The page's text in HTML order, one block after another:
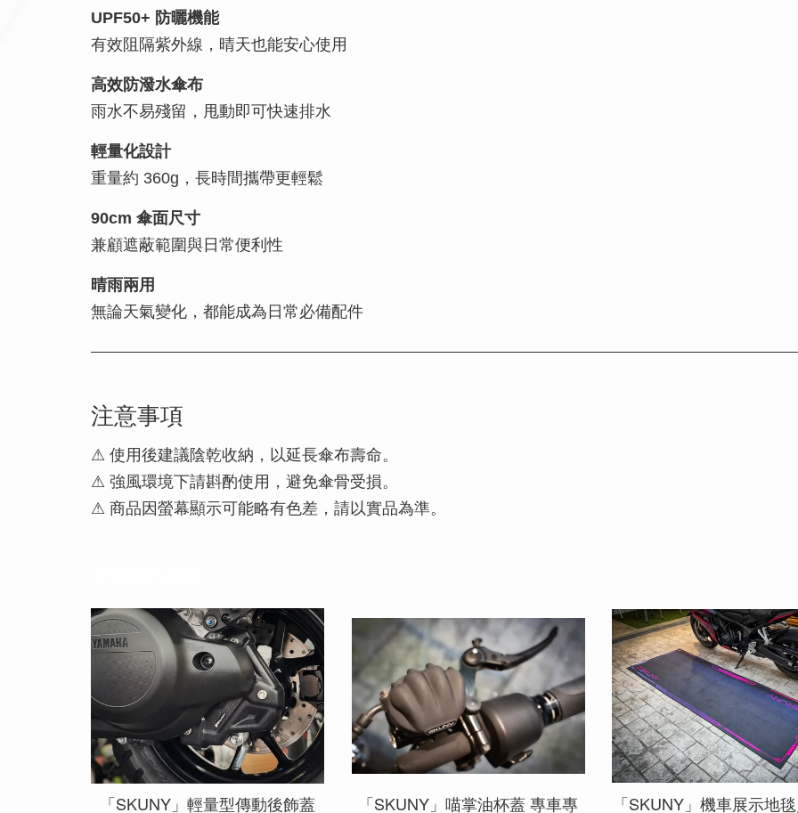
UPF50+ 防曬機能
有效阻隔紫外線，晴天也能安心使用
高效防潑水傘布
雨水不易殘留，甩動即可快速排水
輕量化設計
重量約 360g，長時間攜帶更輕鬆
90cm 傘面尺寸
兼顧遮蔽範圍與日常便利性
晴雨兩用
無論天氣變化，都能成為日常必備配件
注意事項
⚠ 使用後建議陰乾收納，以延長傘布壽命。
⚠ 強風環境下請斟酌使用，避免傘骨受損。
⚠ 商品因螢幕顯示可能略有色差，請以實品為準。
「SKUNY」輕量型傳動後飾蓋 「SKUNY」喵掌油杯蓋 專車專 「SKUNY」機車展示地